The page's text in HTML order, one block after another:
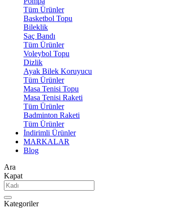
Tüm Ürünler
Basketbol Topu
Bileklik
Saç Bandı
Tüm Ürünler
Voleybol Topu
Dizlik
Ayak Bilek Koruyucu
Tüm Ürünler
Masa Tenisi Topu
Masa Tenisi Raketi
Tüm Ürünler
Badminton Raketi
Tüm Ürünler
İndirimli Ürünler
MARKALAR
Blog
Ara
Kapat
Kategoriler